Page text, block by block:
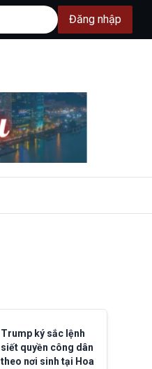
Đăng nhập
Trump ký sắc lệnh
siết quyền công dân
theo nơi sinh tại Hoa